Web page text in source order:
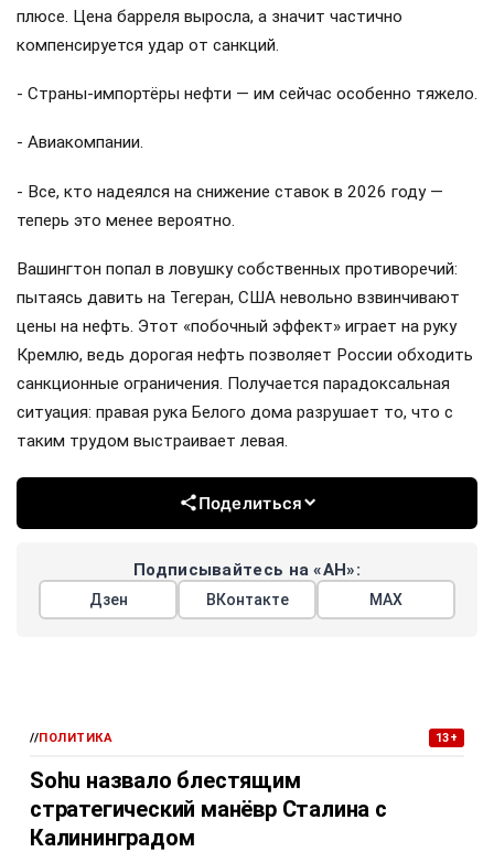
плюсе. Цена барреля выросла, а значит частично
компенсируется удар от санкций.
- Страны-импортёры нефти — им сейчас особенно тяжело.
- Авиакомпании.
- Все, кто надеялся на снижение ставок в 2026 году —
теперь это менее вероятно.
Вашингтон попал в ловушку собственных противоречий:
пытаясь давить на Тегеран, США невольно взвинчивают
цены на нефть. Этот «побочный эффект» играет на руку
Кремлю, ведь дорогая нефть позволяет России обходить
санкционные ограничения. Получается парадоксальная
ситуация: правая рука Белого дома разрушает то, что с
таким трудом выстраивает левая.
Поделиться
Подписывайтесь на «АН»:
Дзен ВКонтакте МАХ
//ПОЛИТИКА 13+
Sohu назвало блестящим
стратегический манёвр Сталина с
Калининградом